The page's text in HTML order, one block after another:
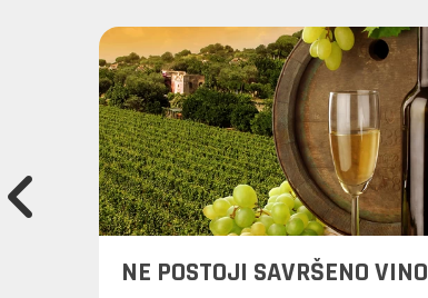
NE POSTOJI SAVRŠENO VINO